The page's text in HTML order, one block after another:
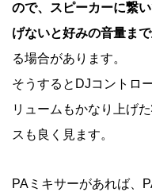
ので、スピーカーに繋
げないと好みの音量ま
る場合があります。
そうするとDJコントロ
リュームもかなり上げ
スも良く見ます。
PAミキサーがあれば、